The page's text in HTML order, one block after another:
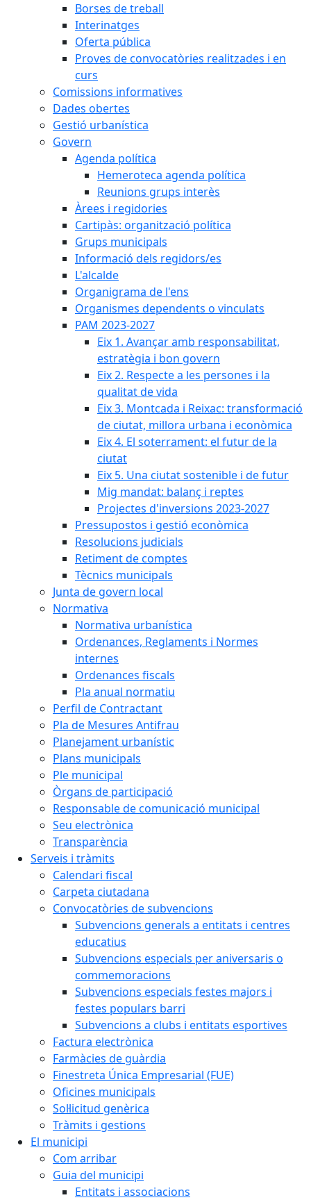
Borses de treball
Interinatges
Oferta pública
Proves de convocatòries realitzades i en
curs
Comissions informatives
Dades obertes
Gestió urbanística
Govern
Agenda política
Hemeroteca agenda política
Reunions grups interès
Àrees i regidories
Cartipàs: organització política
Grups municipals
Informació dels regidors/es
L'alcalde
Organigrama de l'ens
Organismes dependents o vinculats
PAM 2023-2027
Eix 1. Avançar amb responsabilitat,
estratègia i bon govern
Eix 2. Respecte a les persones i la
qualitat de vida
Eix 3. Montcada i Reixac: transformació
de ciutat, millora urbana i econòmica
Eix 4. El soterrament: el futur de la
ciutat
Eix 5. Una ciutat sostenible i de futur
Mig mandat: balanç i reptes
Projectes d'inversions 2023-2027
Pressupostos i gestió econòmica
Resolucions judicials
Retiment de comptes
Tècnics municipals
Junta de govern local
Normativa
Normativa urbanística
Ordenances, Reglaments i Normes
internes
Ordenances fiscals
Pla anual normatiu
Perfil de Contractant
Pla de Mesures Antifrau
Planejament urbanístic
Plans municipals
Ple municipal
Òrgans de participació
Responsable de comunicació municipal
Seu electrònica
Transparència
Serveis i tràmits
Calendari fiscal
Carpeta ciutadana
Convocatòries de subvencions
Subvencions generals a entitats i centres
educatius
Subvencions especials per aniversaris o
commemoracions
Subvencions especials festes majors i
festes populars barri
Subvencions a clubs i entitats esportives
Factura electrònica
Farmàcies de guàrdia
Finestreta Única Empresarial (FUE)
Oficines municipals
Sol·licitud genèrica
Tràmits i gestions
El municipi
Com arribar
Guia del municipi
Entitats i associacions